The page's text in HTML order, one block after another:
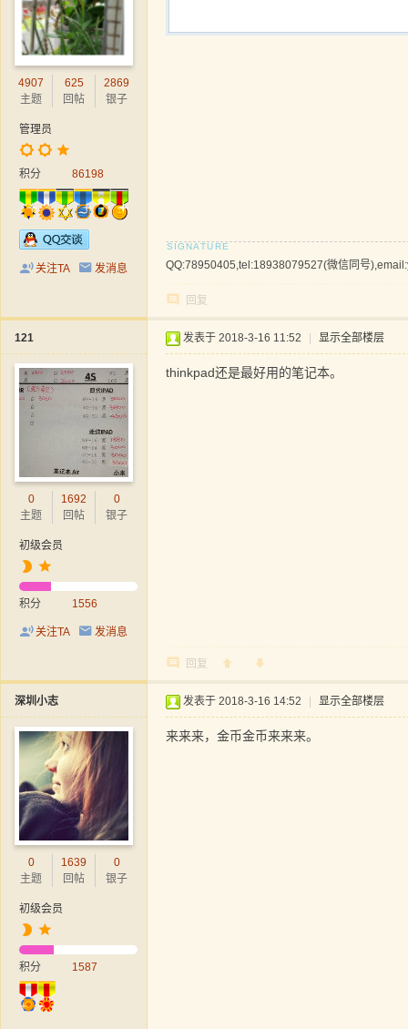
4907
主题
625
回帖
2869
银子
管理员
积分 86198
关注TA 发消息 QQ:78950405,tel:18938079527(微信同号
回复
121
0
主题
1692
回帖
0
银子
初级会员
积分 1556
关注TA 发消息
发表于 2018-3-16 11:52 显示全部楼层
thinkpad还是最好用的笔记本。
回复
深圳小志
0
主题
1639
回帖
0
银子
初级会员
积分 1587
发表于 2018-3-16 14:52 显示全部楼层
来来来，金币金币来来来。